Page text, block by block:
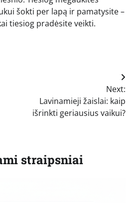
šokti per lapą ir pamatysite –
tiesiog pradėsite veikti.
Next:
Lavinamieji žaislai: kaip
išrinkti geriausius vaikui?
straipsniai